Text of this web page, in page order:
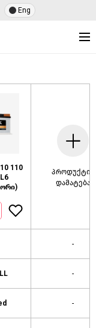
Eng
110
პროდუქტის
დამატება
-
-
-